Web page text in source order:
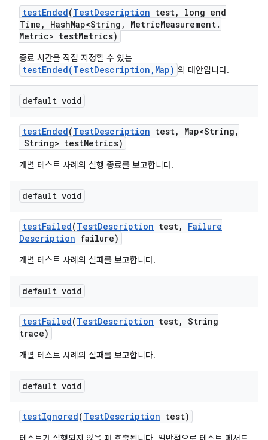
testEnded(TestDescription test,
long end
Time , HashMap<String , MetricMeasurement.
Metric> testMetrics)
종료 시간을 직접 지정할 수 있는
testEnded(TestDescription,Map) 의 대안입니다.
default void
testEnded(TestDescription test, Map<String ,
String> testMetrics)
개별 테스트 사례의 실행 종료를 보고합니다.
default void
testFailed(TestDescription test,
Failure
Description failure)
개별 테스트 사례의 실패를 보고합니다.
default void
testFailed(TestDescription test, String
trace)
개별 테스트 사례의 실패를 보고합니다.
default void
testIgnored(TestDescription test)